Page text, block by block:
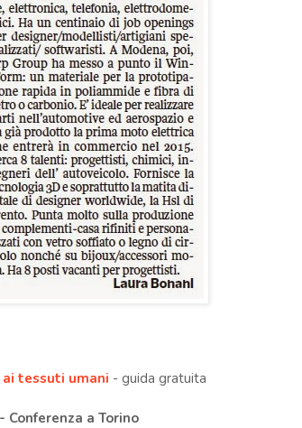
tessuti umani - guida gratuita
Conferenza a Torino